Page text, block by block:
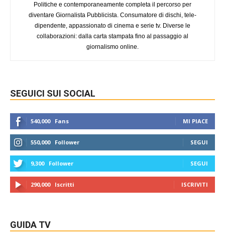
Politiche e contemporaneamente completa il percorso per
diventare Giornalista Pubblicista. Consumatore di dischi, tele-
dipendente, appassionato di cinema e serie tv. Diverse le
collaborazioni: dalla carta stampata fino al passaggio al
giornalismo online.
SEGUICI SUI SOCIAL
540,000 Fans MI PIACE
550,000 Follower SEGUI
9,300 Follower SEGUI
290,000 Iscritti ISCRIVITI
GUIDA TV